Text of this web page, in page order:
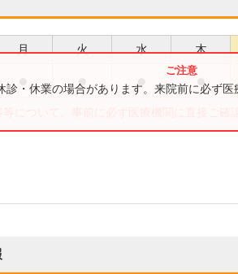
月 火 水 木
● ● ●
について、事前に必ず医療機関に直接ご確
診・休業の場合があります。来院前に必ず医